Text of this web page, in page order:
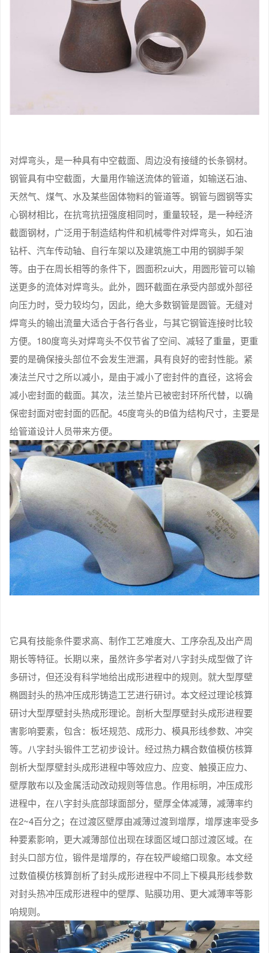
对焊弯头，是一种具有中空截面、周边没有接缝的长条钢材。
钢管具有中空截面，大量用作输送流体的管道，如输送石油、
天然气、煤气、水及某些固体物料的管道等。钢管与圆钢等实
心钢材相比，在抗弯抗扭强度相同时，重量较轻，是一种经济
截面钢材，广泛用于制造结构件和机械零件对焊弯头，如石油
钻杆、汽车传动轴、自行车架以及建筑施工中用的钢脚手架
等。由于在周长相等的条件下，圆面积zui大，用圆形管可以输
送更多的流体对焊弯头。此外，圆环截面在承受内部或外部径
向压力时，受力较均匀，因此，绝大多数钢管是圆管。无缝对
焊弯头的输出流量大适合于各行各业，与其它钢管连接时比较
方便。180度弯头对焊弯头不仅节省了空间、减轻了重量，更重
要的是确保接头部位不会发生泄漏，具有良好的密封性能。紧
凑法兰尺寸之所以减小，是由于减小了密封件的直径，这将会
减小密封面的截面。其次，法兰垫片已被密封环所代替，以确
保密封面对密封面的匹配。45度弯头的B值为结构尺寸，主要是
给管道设计人员带来方便。
它具有技能条件要求高、制作工艺难度大、工序杂乱及出产周
期长等特征。长期以来，虽然许多学者对八字封头成型做了许
多研讨，但还没有科学地给出成形进程中的规则。就大型厚壁
椭圆封头的热冲压成形铸造工艺进行研讨。本文经过理论核算
研讨大型厚壁封头热成形理论。剖析大型厚壁封头成形进程要
害影响要素，包含：板坯规范、成形力、模具形线参数、冲突
等。八字封头锻件工艺初步设计。经过热力耦合数值模仿核算
剖析大型厚壁封头成形进程中等效应力、应变、触摸正应力、
壁厚散布以及金属活动改动规则等信息。作用标明，冲压成形
进程中，在八字封头底部球面部分，壁厚全体减薄，减薄率约
在2~4百分之；在过渡区壁厚由减薄过渡到增厚，增厚速率受多
种要素影响，更大减薄部位出现在球面区域口部过渡区域。在
封头口部方位，锻件是增厚的，存在较严峻缩口现象。本文经
过数值模仿核算剖析了封头成形进程中不同上下模具形线参数
对封头热冲压成形进程中的壁厚、贴膜功用、更大减薄率等影
响规则。